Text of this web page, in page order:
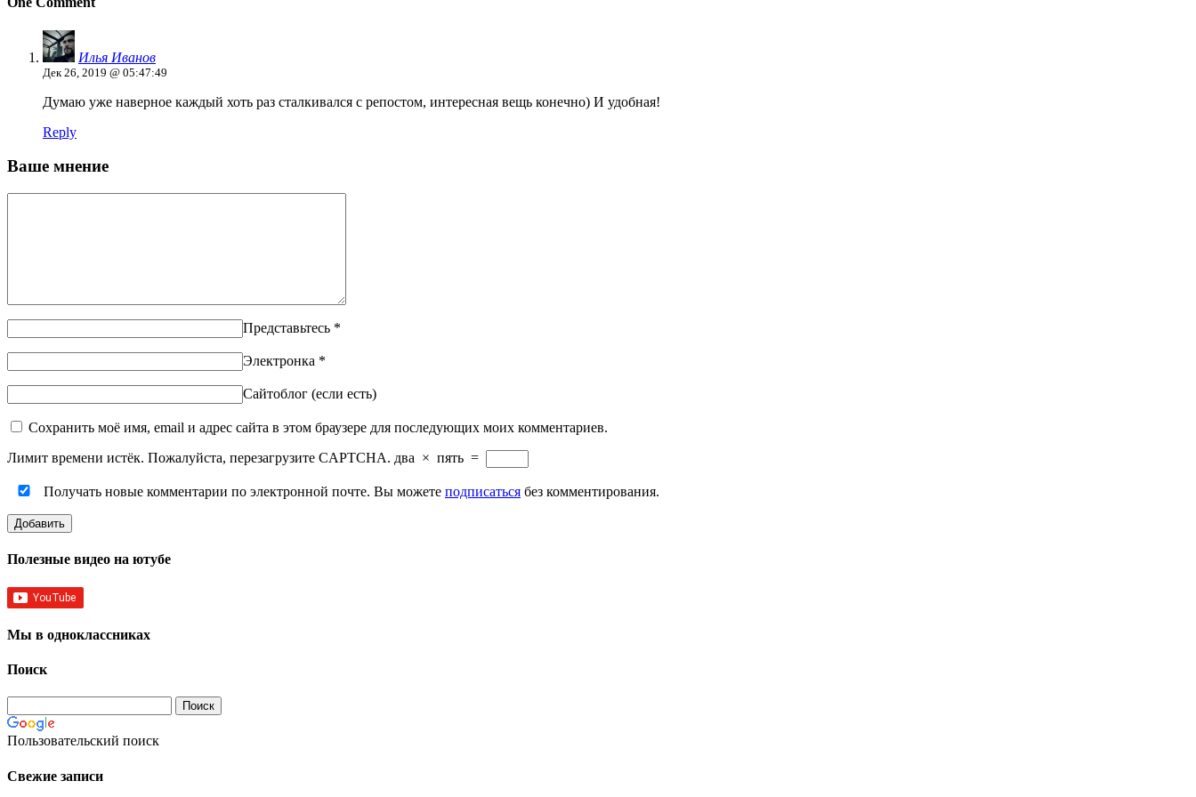
Илья Иванов
Дек 26, 2019 @ 05:47:49
Думаю уже наверное каждый хоть раз сталкивался с репостом, интересная вещь конечно) И удобная!
Reply
Ваше мнение
Представьтесь *
Электронка *
Сайтоблог (если есть)
Сохранить моё имя, email и адрес сайта в этом браузере для последующих моих комментариев.
Лимит времени истёк. Пожалуйста, перезагрузите CAPTCHA. два × пять =
Получать новые комментарии по электронной почте. Вы можете подписаться без комментирования.
Полезные видео на ютубе
Мы в одноклассниках
Поиск
Пользовательский поиск
Свежие записи